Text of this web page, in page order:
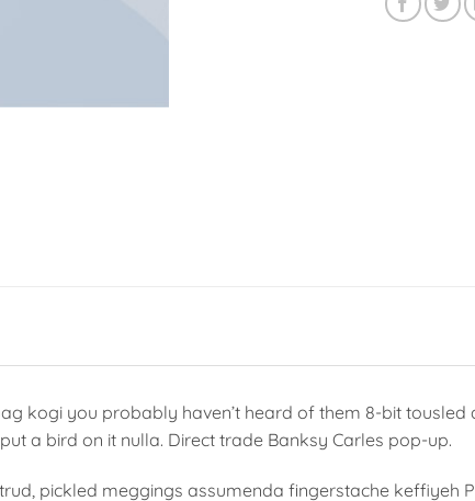
kogi you probably haven’t heard of them 8-bit tousled
a bird on it nulla. Direct trade Banksy Carles pop-up.
pickled meggings assumenda fingerstache keffiyeh